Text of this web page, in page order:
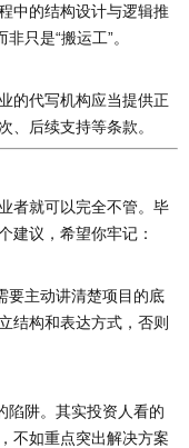
中的结构设计与逻辑推
只是“搬运工”。
的代写机构应当提供正
、后续支持等条款。
者就可以完全不管。毕
建议，希望你牢记：
要主动讲清楚项目的底
结构和表达方式，否则
陷阱。其实投资人看的
不如重点突出解决方案